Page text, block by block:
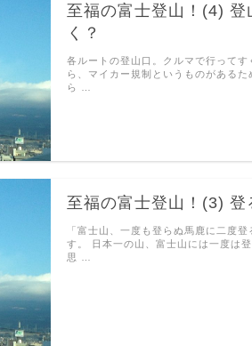
至福の富士登山！(4) 登
く？
各ルートの登山口。クルマで行って
ら、マイカー規制というものがある
ら …
至福の富士登山！(3) 登
「富士山、一度も登らぬ馬鹿に二度
す。 日本一の山、富士山には一度は
思 …